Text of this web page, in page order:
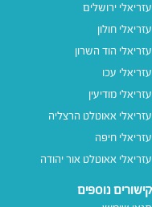
עזריאלי ירושלים
עזריאלי חולון
עזריאלי הוד השרון
עזריאלי עכו
עזריאלי מודיעין
עזריאלי אאוטלט הרצליה
עזריאלי חיפה
עזריאלי אאוטלט אור יהודה
קישורים נוספים